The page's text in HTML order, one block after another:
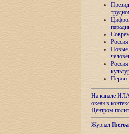
Новые
Перон:
На канале
океан в
Центром
Журнал